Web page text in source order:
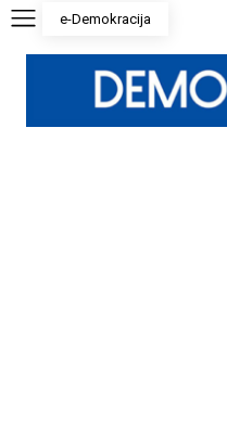
e-Demokracija